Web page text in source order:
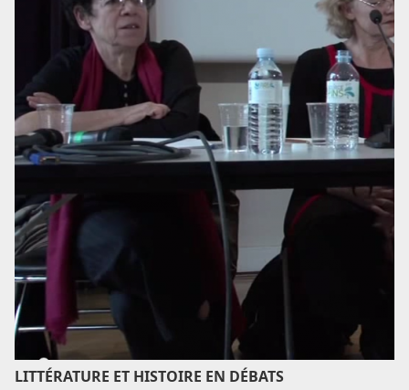
LITTÉRATURE ET HISTOIRE EN DÉBATS